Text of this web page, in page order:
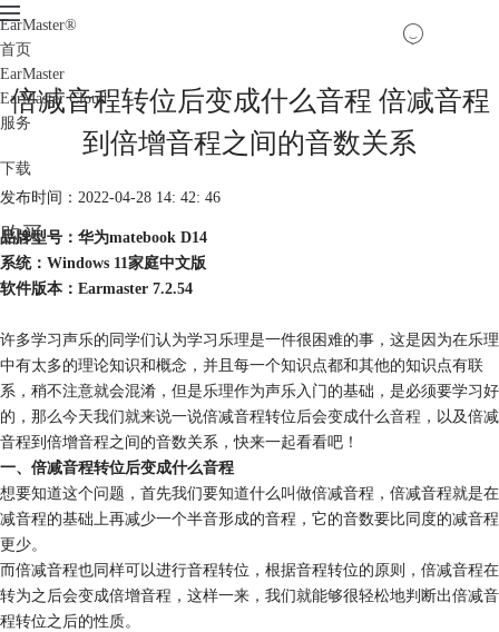
EarMaster®
首页
EarMaster
EarMaster Cloud
服务
下载
购买
倍减音程转位后变成什么音程 倍减音程
到倍增音程之间的音数关系
发布时间：2022-04-28 14: 42: 46
品牌型号：华为matebook D14
系统：Windows 11家庭中文版
软件版本：Earmaster 7.2.54
许多学习声乐的同学们认为学习乐理是一件很困难的事，这是因为在乐理
中有太多的理论知识和概念，并且每一个知识点都和其他的知识点有联
系，稍不注意就会混淆，但是乐理作为声乐入门的基础，是必须要学习好
的，那么今天我们就来说一说倍减音程转位后会变成什么音程 ，以及倍减
音程到倍增音程之间的音数关系，快来一起看看吧！
一、倍减音程转位后变成什么音程
想要知道这个问题，首先我们要知道什么叫做倍减音程，倍减音程就是在
减音程的基础上再减少一个半音形成的音程，它的音数要比同度的减音程
更少。
而倍减音程也同样可以进行音程转位，根据音程转位的原则，倍减音程在
转为之后会变成倍增音程，这样一来，我们就能够很轻松地判断出倍减音
程转位之后的性质。